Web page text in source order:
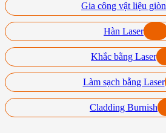
Gia công vật liệu giòn
Hàn Laser
Khắc bằng Laser
Làm sạch bằng Laser
Cladding Burnish